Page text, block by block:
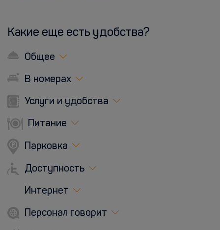
Какие еще есть удобства?
Общее
В номерах
Услуги и удобства
Питание
Парковка
Доступность
Интернет
Персонал говорит